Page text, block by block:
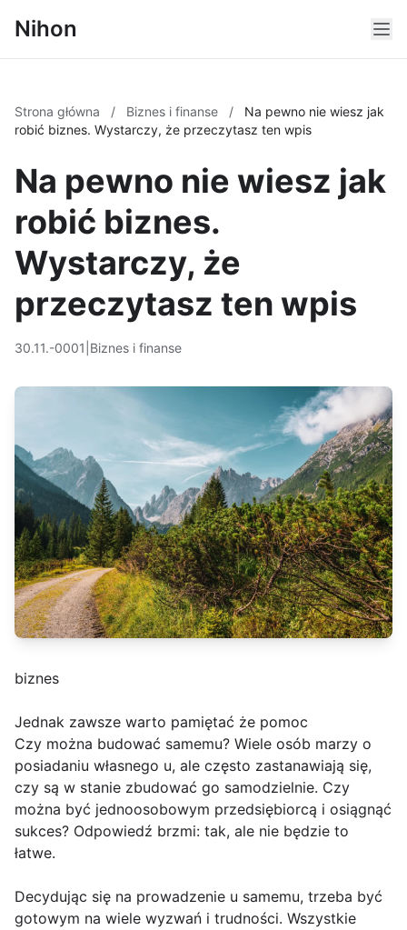
Nihon
Strona główna / Biznes i finanse /
Na pewno nie wiesz jak
robić biznes. Wystarczy, że przeczytasz ten wpis
Na pewno nie wiesz jak
robić biznes.
Wystarczy, że
przeczytasz ten wpis
30.11.-0001 Biznes i finanse
biznes
Jednak zawsze warto pamiętać że pomoc
Czy można budować samemu? Wiele osób marzy o
posiadaniu własnego u, ale często zastanawiają się,
czy są w stanie zbudować go samodzielnie. Czy
można być jednoosobowym przedsiębiorcą i osiągnąć
sukces? Odpowiedź brzmi: tak, ale nie będzie to
łatwe.
Decydując się na prowadzenie u samemu, trzeba być
gotowym na wiele wyzwań i trudności. Wszystkie